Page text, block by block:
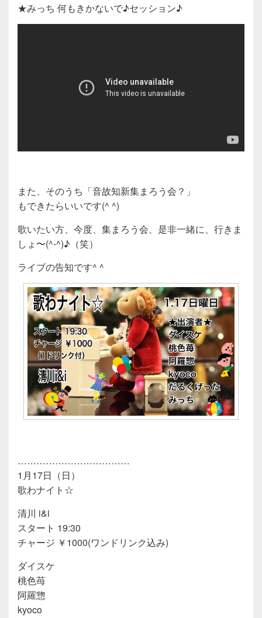
★みっち 何もきかないで♪セッション♪
また、そのうち「音故知新集まろう会？」
もできたらいいです(^ ^)
歌いたい方、今度、集まろう会、是非一緒に、行きま
しょ〜(^-^)♪（笑）
ライブの告知です^ ^
………………………………
1月17日（日）
歌わナイト☆
清川 i&i
スタート 19:30
チャージ ￥1000(ワンドリンク込み)
ダイスケ
桃色苺
阿羅惣
kyoco